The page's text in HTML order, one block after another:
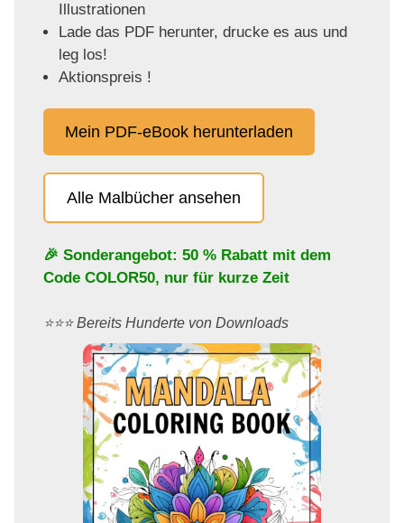
Illustrationen
Lade das PDF herunter, drucke es aus und
leg los!
Aktionspreis !
Mein PDF-eBook herunterladen
Alle Malbücher ansehen
🎉 Sonderangebot: 50 % Rabatt mit dem
Code COLOR50, nur für kurze Zeit
⭐️⭐️⭐️ Bereits Hunderte von Downloads